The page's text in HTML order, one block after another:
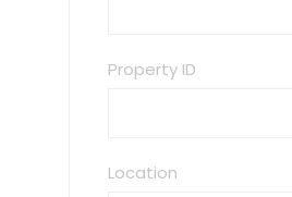
Property ID
Location